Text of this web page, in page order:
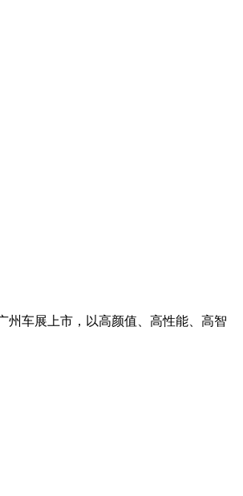
车展上市，以高颜值、高性能、高智